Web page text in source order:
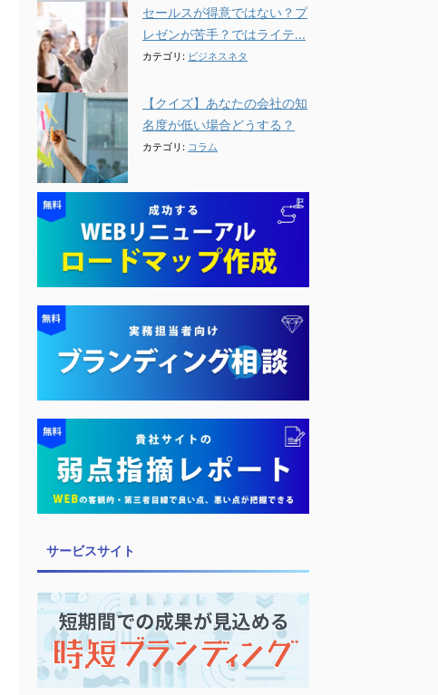
セールスが得意ではない？プ
レゼンが苦手？ではライテ...
カテゴリ: ビジネスネタ
【クイズ】あなたの会社の知
名度が低い場合どうする？
カテゴリ: コラム
サービスサイト